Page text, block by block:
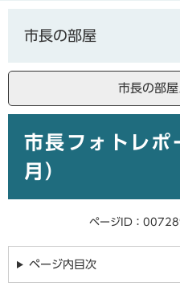
市長の部屋
市長の部
市長フォトレ
月）
ページID：
ページ内目次